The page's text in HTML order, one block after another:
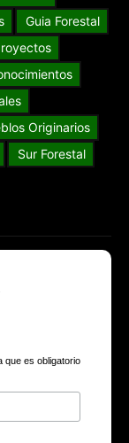
Guia Forestal
Originarios
Sur Forestal
que es obligatorio